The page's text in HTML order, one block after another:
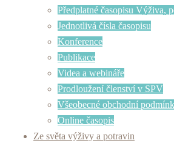
Předplatné časopisu Výživa,
Jednotlivá čísla časopisu
Konference
Publikace
Videa a webináře
Prodloužení členství v SPV
Všeobecné obchodní
Online časopis
Ze světa výživy a potravin